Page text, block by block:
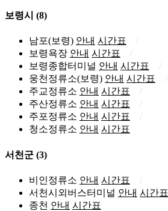
보령시 (8)
남포(보령) 안내 시간표
보령욕장 안내 시간표
보령종합터미널 안내 시간표
웅천정류소(보령) 안내 시간표
주교정류소 안내 시간표
주산정류소 안내 시간표
주포정류소 안내 시간표
청소정류소 안내 시간표
서천군 (3)
비인정류소 안내 시간표
서천시외버스터미널 안내 시간표
종천 안내 시간표